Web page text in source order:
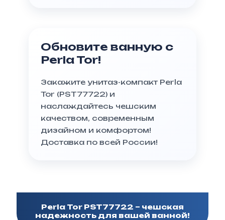
Обновите ванную с
Perla Tor!
Закажите унитаз-компакт Perla
Tor (PST77722) и
наслаждайтесь чешским
качеством, современным
дизайном и комфортом!
Доставка по всей России!
Perla Tor PST77722 – чешская
надежность для вашей ванной!